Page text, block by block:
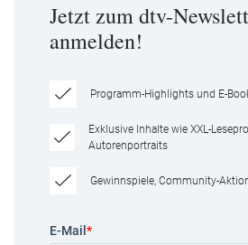
Jetzt zum dtv-
anmelden!
Programm-Highlights und E-
Exklusive Inhalte wie XXL-
Autorenportraits
Gewinnspiele, Community-
E-Mail *